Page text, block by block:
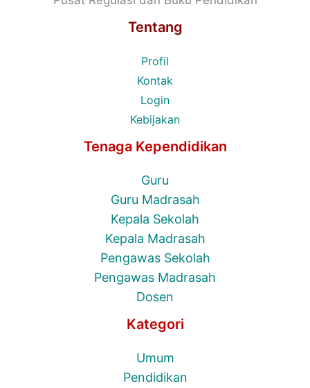
Tentang
Profil
Kontak
Login
Kebijakan
Tenaga Kependidikan
Guru
Guru Madrasah
Kepala Sekolah
Kepala Madrasah
Pengawas Sekolah
Pengawas Madrasah
Dosen
Kategori
Umum
Pendidikan